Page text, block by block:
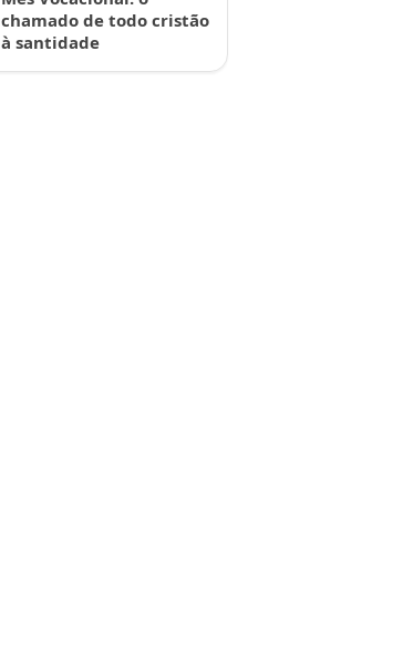
chamado de todo cristão
à santidade